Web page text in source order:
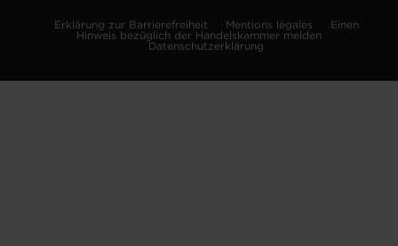
Erklärung zur Barrierefreiheit Mentions légales
Einen
Hinweis bezüglich der Handelskammer melden
Datenschutzerklärung